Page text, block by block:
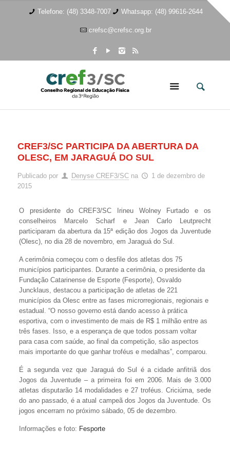
Telefone: (48) 3348-7007 Whatsapp: (48) 99616-2644
crefsc@crefsc.org.br
CREF3/SC PARTICIPA DA ABERTURA DA
OLESC, EM JARAGUÁ DO SUL
Publicado por Denyse CREF3/SC na
1 de dezembro de
2015
O presidente do CREF3/SC Irineu Wolney Furtado e os
conselheiros Marcelo Scharf e Jean Carlo Leutprecht
participaram da abertura da 15ª edição dos Jogos da Juventude
(Olesc), no dia 28 de novembro, em Jaraguá do Sul.
A cerimônia começou com o desfile dos atletas dos 75
municípios participantes. Durante a cerimônia, o presidente da
Fundação Catarinense de Esporte (Fesporte), Osvaldo
Juncklaus, destacou a participação de atletas de 221
municípios da Olesc entre as fases microrregionais, regionais e
estadual. “O nosso governo está dando acesso à prática
esportiva, com o investimento de mais de R$ 1 milhão entre as
três fases. Isso, e a esperança de que todos possam voltar
para casa com saúde, ao final da competição, são aspectos
mais importante do que ganhar troféus e medalhas”, comparou.
É a segunda vez que Jaraguá do Sul é a cidade anfitriã dos
Jogos da Juventude – a primeira foi em 2006. Mais de 3.000
atletas disputarão 14 modalidades e 27 troféus. Criciúma, sede
do ano passado, é a atual campeã dos Jogos da Juventude. Os
jogos encerram no próximo sábado, 05 de dezembro.
Informações e foto: Fesporte